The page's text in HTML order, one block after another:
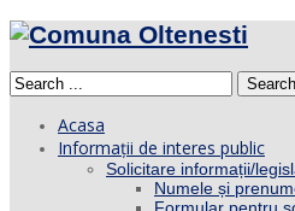
Search
Acasa
Informații de interes public
Solicitare informații/
Numele și